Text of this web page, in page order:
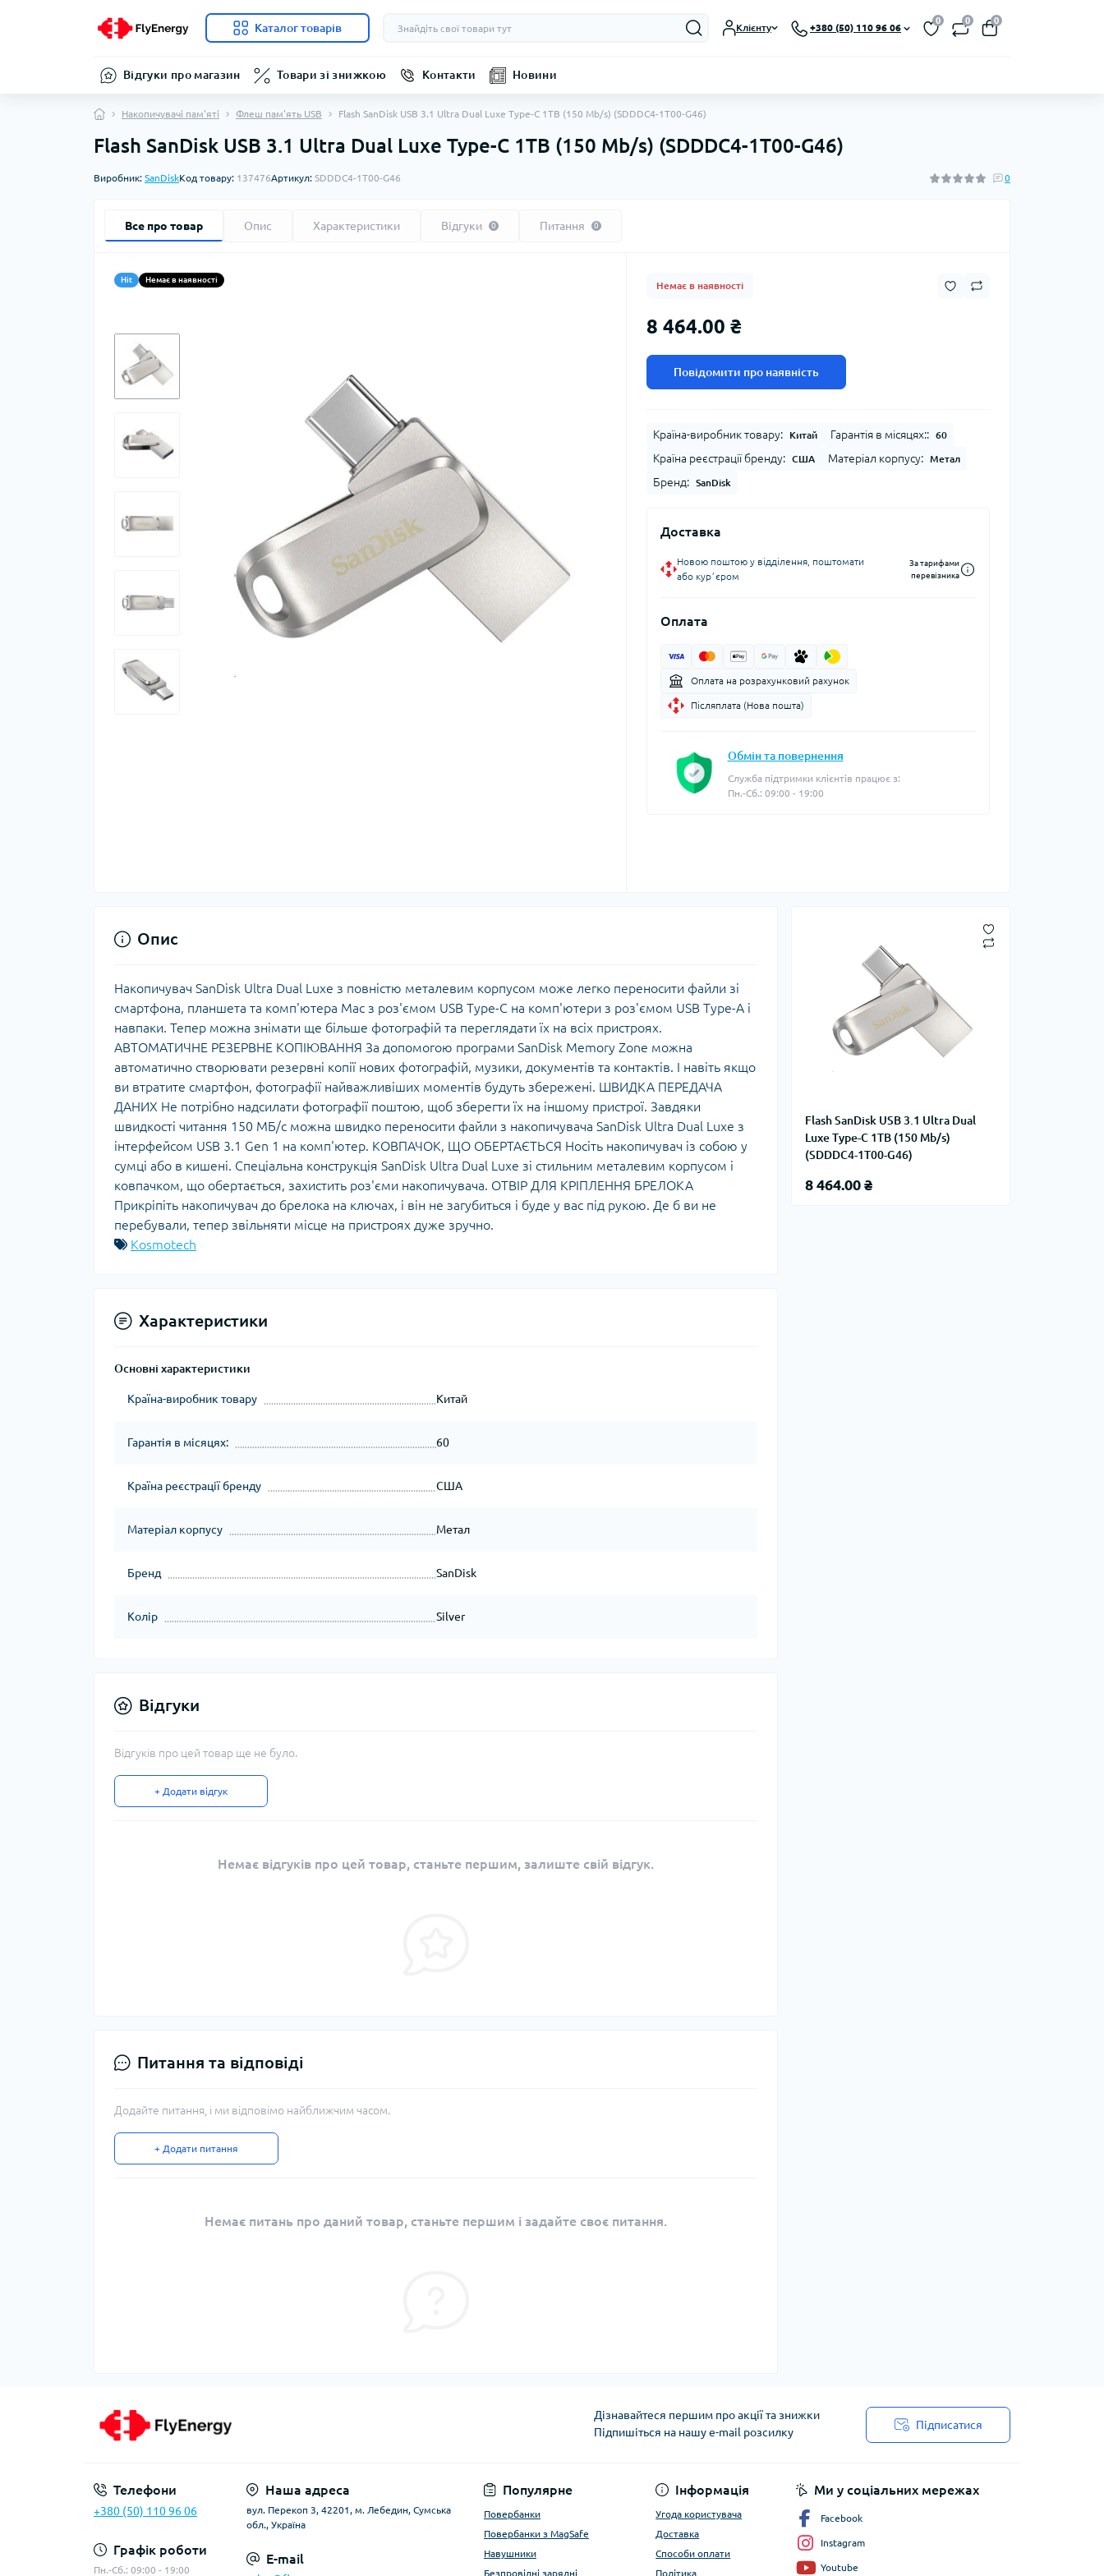
Каталог товарів Клієнту +380 (50) 110 96 06
0 0 0
Відгуки про магазин Товари зі знижкою Контакти Новини
Накопичувачі пам'яті Флеш пам'ять USB Flash SanDisk USB 3.1 Ultra Dual Luxe Type-C 1TB (150 Mb/s) (SDDDC4-1T00-G46)
Flash SanDisk USB 3.1 Ultra Dual Luxe Type-C 1TB (150 Mb/s) (SDDDC4-1T00-G46)
Виробник: SanDiskКод товару: 137476Артикул: SDDDC4-1T00-G46 0
Все про товар Опис Характеристики Відгуки 0 Питання 0
Hit Немає в наявності
Немає в наявності
8 464.00 ₴
Повідомити про наявність
Країна-виробник товару: Китай Гарантія в місяцях:: 60
Країна реєстрації бренду: США Матеріал корпусу: Метал
Бренд: SanDisk
Доставка
Новою поштою у відділення, поштомати
або курʼєром
За тарифами
перевізника
Оплата
Оплата на розрахунковий рахунок
Післяплата (Нова пошта)
Обмін та повернення
Служба підтримки клієнтів працює з:
Пн.-Сб.: 09:00 - 19:00
Flash SanDisk USB 3.1 Ultra Dual
Luxe Type-C 1TB (150 Mb/s)
(SDDDC4-1T00-G46)
8 464.00 ₴
Опис
Накопичувач SanDisk Ultra Dual Luxe з повністю металевим корпусом може легко переносити файли зі
смартфона, планшета та комп'ютера Mac з роз'ємом USB Type-C на комп'ютери з роз'ємом USB Type-A і
навпаки. Тепер можна знімати ще більше фотографій та переглядати їх на всіх пристроях.
АВТОМАТИЧНЕ РЕЗЕРВНЕ КОПІЮВАННЯ За допомогою програми SanDisk Memory Zone можна
автоматично створювати резервні копії нових фотографій, музики, документів та контактів. І навіть якщо
ви втратите смартфон, фотографії найважливіших моментів будуть збережені. ШВИДКА ПЕРЕДАЧА
ДАНИХ Не потрібно надсилати фотографії поштою, щоб зберегти їх на іншому пристрої. Завдяки
швидкості читання 150 МБ/с можна швидко переносити файли з накопичувача SanDisk Ultra Dual Luxe з
інтерфейсом USB 3.1 Gen 1 на комп'ютер. КОВПАЧОК, ЩО ОБЕРТАЄТЬСЯ Носіть накопичувач із собою у
сумці або в кишені. Спеціальна конструкція SanDisk Ultra Dual Luxe зі стильним металевим корпусом і
ковпачком, що обертається, захистить роз'єми накопичувача. ОТВІР ДЛЯ КРІПЛЕННЯ БРЕЛОКА
Прикріпіть накопичувач до брелока на ключах, і він не загубиться і буде у вас під рукою. Де б ви не
перебували, тепер звільняти місце на пристроях дуже зручно.
Kosmotech
Характеристики
Основні характеристики
Країна-виробник товару Китай
Гарантія в місяцях: 60
Країна реєстрації бренду США
Матеріал корпусу Метал
Бренд SanDisk
Колір Silver
Відгуки
Відгуків про цей товар ще не було.
+ Додати відгук
Немає відгуків про цей товар, станьте першим, залиште свій відгук.
Питання та відповіді
Додайте питання, і ми відповімо найближчим часом.
+ Додати питання
Немає питань про даний товар, станьте першим і задайте своє питання.
Дізнавайтеся першим про акції та знижки
Підпишіться на нашу e-mail розсилку
Підписатися
Телефони
+380 (50) 110 96 06
Графік роботи
Пн.-Сб.: 09:00 - 19:00
Наша адреса
вул. Перекоп 3, 42201, м. Лебедин, Сумська
обл., Україна
E-mail
Популярне
Повербанки
Повербанки з MagSafe
Навушники
Безпровідні зарядні
Інформація
Угода користувача
Доставка
Способи оплати
Політика
Ми у соціальних мережах
Facebook
Instagram
Youtube